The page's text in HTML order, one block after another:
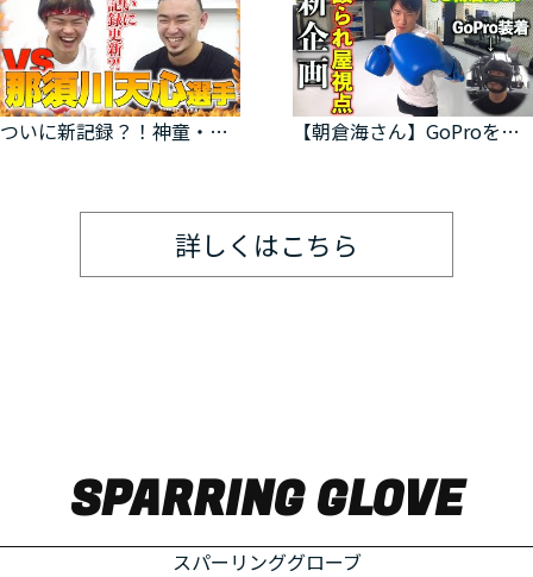
ついに新記録？！神童・那須川天心選手参戦！！ 【朝倉海さん】GoProを頭に着けて殴られ屋視点の映像を撮ってみた【衝撃コラボ】
詳しくはこちら
SPARRING GLOVE
スパーリンググローブ